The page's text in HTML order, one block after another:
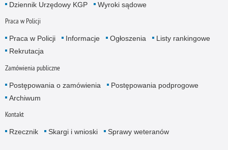
Dziennik Urzędowy KGP Wyroki sądowe
Praca w Policji
Praca w Policji Informacje Ogłoszenia
Listy rankingowe
Rekrutacja
Zamówienia publiczne
Postępowania o zamówienia
Postępowania podprogowe
Archiwum
Kontakt
Rzecznik Skargi i wnioski Sprawy weteranów